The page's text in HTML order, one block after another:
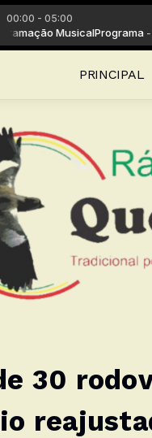
00:00 - 05:00
MusicalPrograma -
Xirú Missioneiro - 14 -
PRINCIPAL
30